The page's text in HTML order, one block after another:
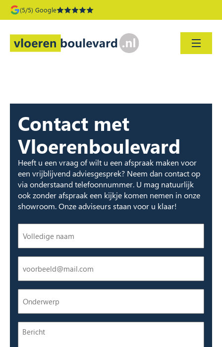
(5/5) Google
Contact met
Vloerenboulevard
Heeft u een vraag of wilt u een afspraak maken voor
een vrijblijvend adviesgesprek? Neem dan contact op
via onderstaand telefoonnummer. U mag natuurlijk
ook zonder afspraak een kijkje komen nemen in onze
showroom. Onze adviseurs staan voor u klaar!
mailadres(Vereist)